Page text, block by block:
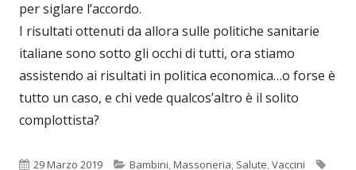
per siglare l’accordo.
I risultati ottenuti da allora sulle politiche sanitarie
italiane sono sotto gli occhi di tutti, ora stiamo
assistendo ai risultati in politica economica…o forse è
tutto un caso, e chi vede qualcos’altro è il solito
complottista?
Pubblicato
29 Marzo 2019 Categorie
Bambini,Massoneria, Salute,Vaccini